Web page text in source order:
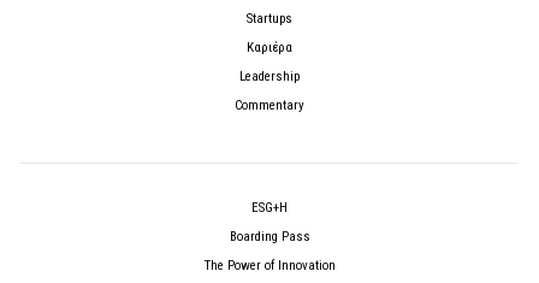
Startups
Καριέρα
Leadership
Commentary
ESG+H
Boarding Pass
The Power of Innovation